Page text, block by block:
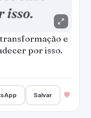
Salvar
viver um
por vir.